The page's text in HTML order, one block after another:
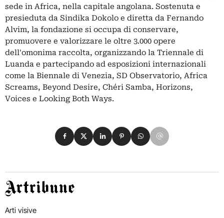
sede in Africa, nella capitale angolana. Sostenuta e
presieduta da Sindika Dokolo e diretta da Fernando
Alvim, la fondazione si occupa di conservare,
promuovere e valorizzare le oltre 3.000 opere
dell'omonima raccolta, organizzando la Triennale di
Luanda e partecipando ad esposizioni internazionali
come la Biennale di Venezia, SD Observatorio, Africa
Screams, Beyond Desire, Chéri Samba, Horizons,
Voices e Looking Both Ways.
Condividi su Facebook
Condividi su X
Condividi su LinkedIn
Condividi su Pinterest
Condividi su WhatsApp
Condividi su Email
Artribune
Arti visive